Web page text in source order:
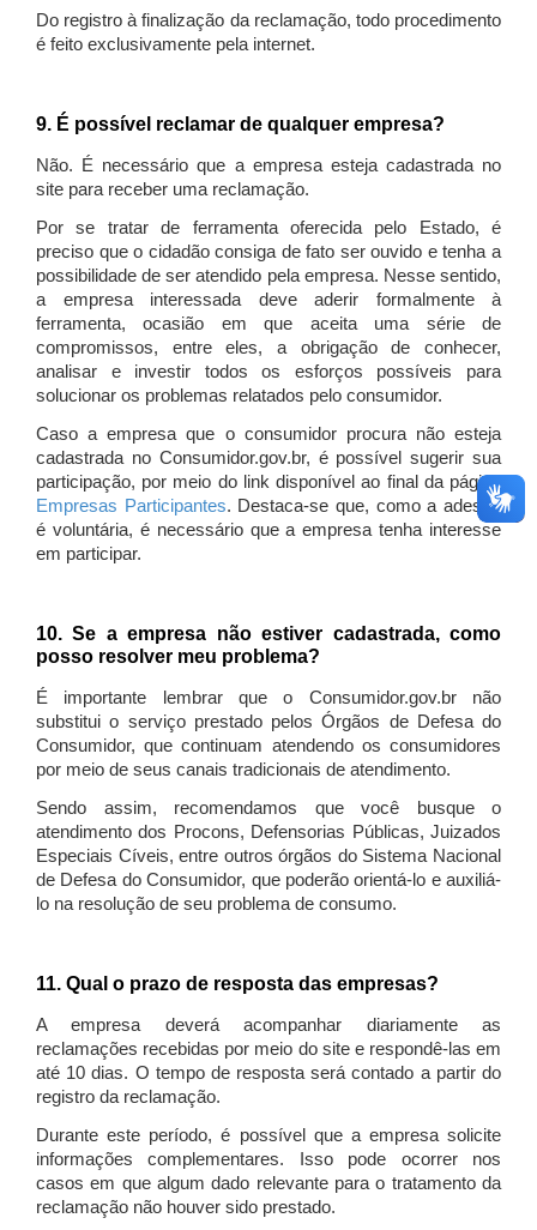
Do registro à finalização da reclamação, todo procedimento
é feito exclusivamente pela internet.
9. É possível reclamar de qualquer empresa?
Não. É necessário que a empresa esteja cadastrada no
site para receber uma reclamação.
Por se tratar de ferramenta oferecida pelo Estado, é
preciso que o cidadão consiga de fato ser ouvido e tenha a
possibilidade de ser atendido pela empresa. Nesse sentido,
a empresa interessada deve aderir formalmente à
ferramenta, ocasião em que aceita uma série de
compromissos, entre eles, a obrigação de conhecer,
analisar e investir todos os esforços possíveis para
solucionar os problemas relatados pelo consumidor.
Caso a empresa que o consumidor procura não esteja
cadastrada no Consumidor.gov.br, é possível sugerir sua
participação, por meio do link disponível ao final da página
Empresas Participantes. Destaca-se que, como a adesão
é voluntária, é necessário que a empresa tenha interesse
em participar.
10. Se a empresa não estiver cadastrada, como
posso resolver meu problema?
É importante lembrar que o Consumidor.gov.br não
substitui o serviço prestado pelos Órgãos de Defesa do
Consumidor, que continuam atendendo os consumidores
por meio de seus canais tradicionais de atendimento.
Sendo assim, recomendamos que você busque o
atendimento dos Procons, Defensorias Públicas, Juizados
Especiais Cíveis, entre outros órgãos do Sistema Nacional
de Defesa do Consumidor, que poderão orientá-lo e auxiliá-
lo na resolução de seu problema de consumo.
11. Qual o prazo de resposta das empresas?
A empresa deverá acompanhar diariamente as
reclamações recebidas por meio do site e respondê-las em
até 10 dias. O tempo de resposta será contado a partir do
registro da reclamação.
Durante este período, é possível que a empresa solicite
informações complementares. Isso pode ocorrer nos
casos em que algum dado relevante para o tratamento da
reclamação não houver sido prestado.